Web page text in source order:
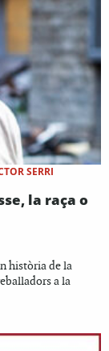
SERRI
la raça o
història de la
a la